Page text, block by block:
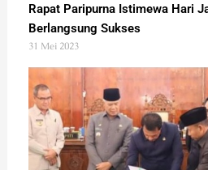
Rapat Paripurna Istimewa Hari
Berlangsung Sukses
31 Mei 2023